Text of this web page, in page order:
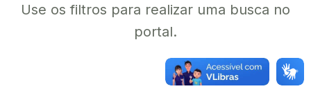
Use os filtros para realizar uma busca no
portal.